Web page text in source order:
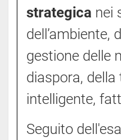
strategica nei
dell’ambiente,
gestione delle
diaspora,
intelligente,
Seguito